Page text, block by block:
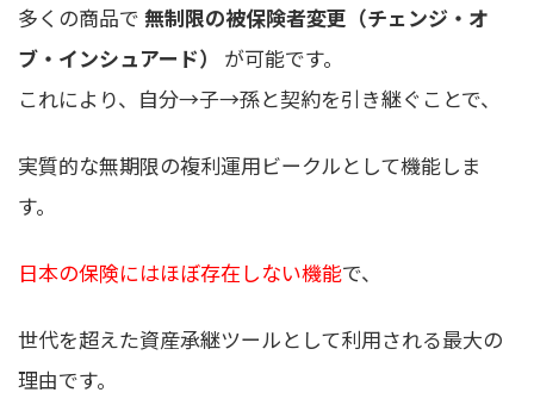
多くの商品で 無制限の被保険者変更（チェンジ・オ
ブ・インシュアード）
が可能です。
これにより、自分→子→孫と契約を引き継ぐことで、
実質的な無期限の複利運用ビークルとして機能しま
す。
日本の保険にはほぼ存在しない機能で、
世代を超えた資産承継ツールとして利用される最大の
理由です。